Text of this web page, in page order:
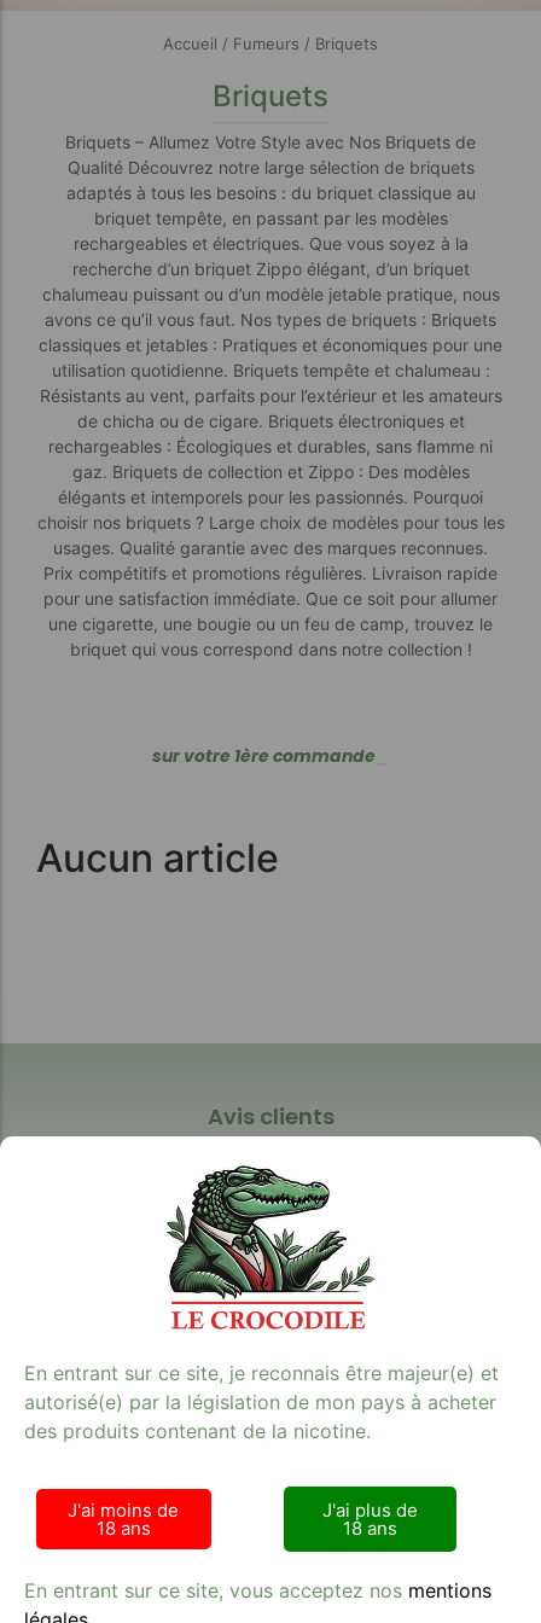
Accueil / Fumeurs / Briquets
Briquets
Briquets – Allumez Votre Style avec Nos Briquets de
Qualité Découvrez notre large sélection de briquets
adaptés à tous les besoins : du briquet classique au
briquet tempête, en passant par les modèles
rechargeables et électriques. Que vous soyez à la
recherche d’un briquet Zippo élégant, d’un briquet
chalumeau puissant ou d’un modèle jetable pratique, nous
avons ce qu’il vous faut. Nos types de briquets : Briquets
classiques et jetables : Pratiques et économiques pour une
utilisation quotidienne. Briquets tempête et chalumeau :
Résistants au vent, parfaits pour l’extérieur et les amateurs
de chicha ou de cigare. Briquets électroniques et
rechargeables : Écologiques et durables, sans flamme ni
gaz. Briquets de collection et Zippo : Des modèles
élégants et intemporels pour les passionnés. Pourquoi
choisir nos briquets ? Large choix de modèles pour tous les
usages. Qualité garantie avec des marques reconnues.
Prix compétitifs et promotions régulières. Livraison rapide
pour une satisfaction immédiate. Que ce soit pour allumer
une cigarette, une bougie ou un feu de camp, trouvez le
briquet qui vous correspond dans notre collection !
sur votre 1ère commande
Aucun article
Avis clients
Tabac Presse - Le crocodile
Lundi - Samedi : 9h00 - 21h00
+33 (0) 6 75 99 30 78
En entrant sur ce site, je reconnais être majeur(e) et
autorisé(e) par la législation de mon pays à acheter
des produits contenant de la nicotine.
J'ai moins de
18 ans
J'ai plus de
18 ans
En entrant sur ce site, vous acceptez nos mentions